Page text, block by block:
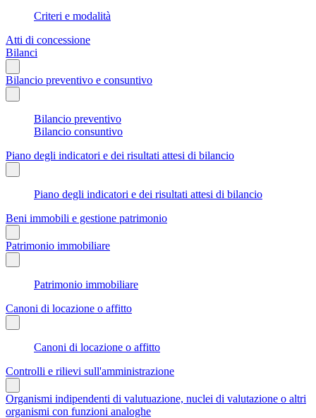
Criteri e modalità
Atti di concessione
Bilanci
Bilancio preventivo e consuntivo
Bilancio preventivo
Bilancio consuntivo
Piano degli indicatori e dei risultati attesi di bilancio
Piano degli indicatori e dei risultati attesi di bilancio
Beni immobili e gestione patrimonio
Patrimonio immobiliare
Patrimonio immobiliare
Canoni di locazione o affitto
Canoni di locazione o affitto
Controlli e rilievi sull'amministrazione
Organismi indipendenti di valutuazione, nuclei di valutazione o altri
organismi con funzioni analoghe